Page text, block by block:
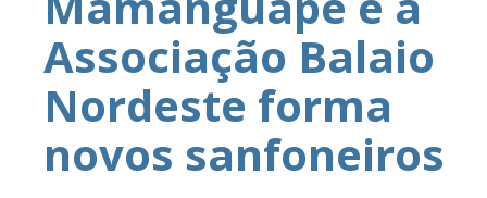
Associação Balaio
Nordeste forma
novos sanfoneiros